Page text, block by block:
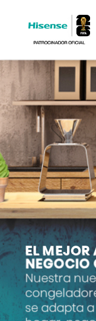
EL MEJOR
NEGOCIO
Nuestra
se adapta